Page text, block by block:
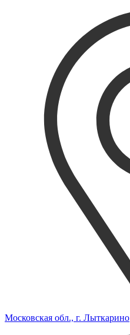
Московская обл., г. Лыткарино